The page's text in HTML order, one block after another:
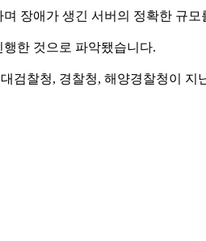
장애가 생긴 서버의 정확한 규
한 것으로 파악됐습니다.
찰청, 경찰청, 해양경찰청이